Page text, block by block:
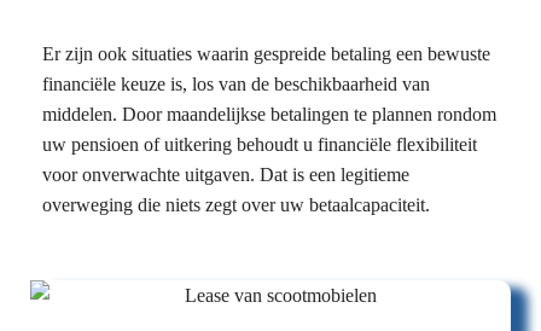
Er zijn ook situaties waarin gespreide betaling een bewuste
financiële keuze is, los van de beschikbaarheid van
middelen. Door maandelijkse betalingen te plannen rondom
uw pensioen of uitkering behoudt u financiële flexibiliteit
voor onverwachte uitgaven. Dat is een legitieme
overweging die niets zegt over uw betaalcapaciteit.